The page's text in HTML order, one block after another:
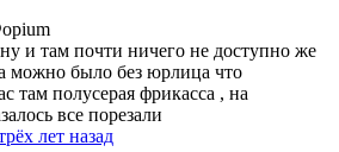
и там почти ничего не доступно же
можно было без юрлица что
там полусерая фрикасса , на
все порезали
лет назад